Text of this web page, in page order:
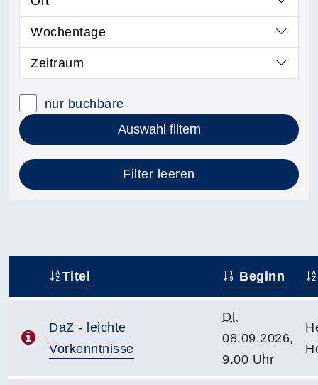
Wochentage
Zeitraum
nur buchbare
Auswahl filtern
Filter leeren
Titel Beginn
DaZ - leichte
Vorkenntnisse
Di.
08.09.2026,
9.00 Uhr